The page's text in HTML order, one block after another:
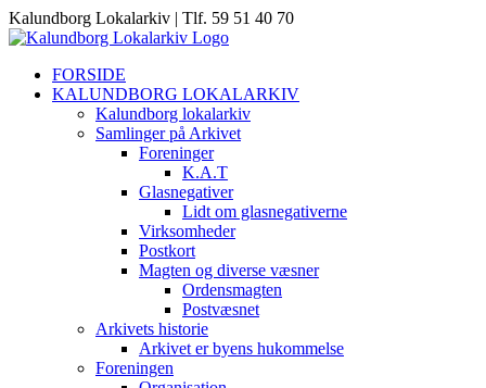
Skip
to
Kalundborg Lokalarkiv | Tlf. 59 51 40 70
FORSIDE
KALUNDBORG LOKALARKIV
Kalundborg lokalarkiv
Samlinger på Arkivet
Foreninger
K.A.T
Glasnegativer
Lidt om glasnegativerne
Virksomheder
Postkort
Magten og diverse væsner
Ordensmagten
Postvæsnet
Arkivets historie
Arkivet er byens hukommelse
Foreningen